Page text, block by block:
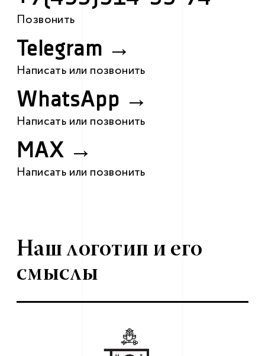
Позвонить
Telegram →
Написать или позвонить
WhatsApp →
Написать или позвонить
MAX →
Написать или позвонить
Наш логотип и его
смыслы